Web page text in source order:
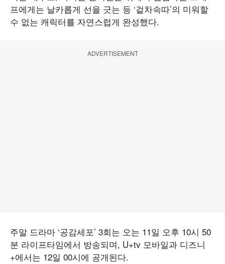
프에게는 날카롭게 선을 긋는 등 ‘겉차속따’의 미워할
수 없는 캐릭터를 자연스럽게 완성했다.
ADVERTISEMENT
주말 드라마 ‘공감세포’ 3회는 오는 11일 오후 10시 50
분 라이프타임에서 방송되며, U+tv 모바일과 디즈니
+에서는 12일 00시에 공개된다.